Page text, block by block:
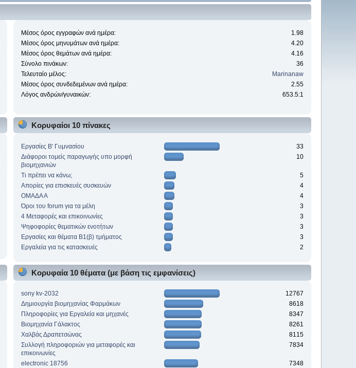
Μέσος όρος εγγραφών ανά ημέρα:
1.98
Μέσος όρος μηνυμάτων ανά ημέρα:
4.20
Μέσος όρος θεμάτων ανά ημέρα:
4.16
Σύνολο πινάκων:
36
Τελευταίο μέλος:
Marinanaw
Μέσος όρος συνδεδεμένων ανά ημέρα:
2.55
Λόγος ανδρών/γυναικών:
653.5:1
Κορυφαίοι 10 πίνακες
Eργασίες Β' Γυμνασίου
33
Διάφοροι τομείς παραγωγής υπο μορφή
βιομηχανιών
10
Τι πρέπει να κάνω;
5
Απορίες για επισκευές συσκευών
4
ΟΜΑΔΑ Α
4
Όροι του forum για τα μέλη
3
4 Μεταφορές και επικοινωνίες
3
Ψηφοφορίες θεματικών ενοτήτων
3
Εργασίες και θέματα Β1(β) τμήματος
3
Εργαλεία για τις κατασκευές
2
Κορυφαία 10 θέματα (με βάση τις εμφανίσεις)
sony kv-2032
12767
Δημιουργία βιομηχανίας Φαρμάκων
8618
Πληροφορίες για Εργαλεία και μηχανές
8347
Βιομηχανία Γάλακτος
8261
Χαλβάς Δραπετσώνας
8115
Συλλογή πληροφοριών για μεταφορές και
επικοινωνίες
7834
electronic 18756
7348